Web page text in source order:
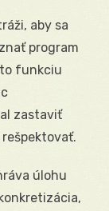
aby sa
program
funkciu
zastaviť
úlohu